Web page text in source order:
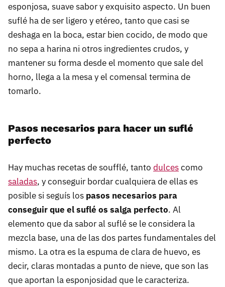
esponjosa, suave sabor y exquisito aspecto. Un buen
suflé ha de ser ligero y etéreo, tanto que casi se
deshaga en la boca, estar bien cocido, de modo que
no sepa a harina ni otros ingredientes crudos, y
mantener su forma desde el momento que sale del
horno, llega a la mesa y el comensal termina de
tomarlo.
Pasos necesarios para hacer un suflé
perfecto
Hay muchas recetas de soufflé, tanto dulcescomo
saladas, y conseguir bordar cualquiera de ellas es
posible si seguís los pasos necesarios para
conseguir que el suflé os salga perfecto. Al
elemento que da sabor al suflé se le considera la
mezcla base, una de las dos partes fundamentales del
mismo. La otra es la espuma de clara de huevo, es
decir, claras montadas a punto de nieve, que son las
que aportan la esponjosidad que le caracteriza.